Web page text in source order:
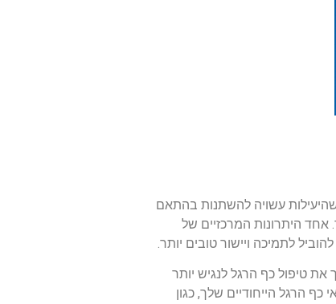
עשויה להשתנות בהתאם
היתרונות המרכזיים של
לתמיכה ויישור טובים יותר.
טיפול כף הרגל לנגיש יותר
הרגל הייחודיים שלך, כגון